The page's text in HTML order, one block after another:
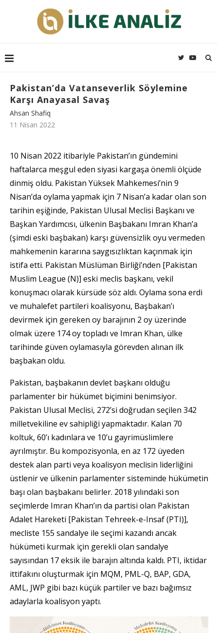
Pakistan’da Vatanseverlik Söylemine
Karşı Anayasal Savaş
Ahsan Shafiq
11 Nisan 2022
10 Nisan 2022 itibariyle Pakistan’ın gündemini
haftalarca meşgul eden siyasi kargaşa önemli ölçüde
dinmiş oldu. Pakistan Yüksek Mahkemesi’nin 9
Nisan’da oylama yapmak için 7 Nisan’a kadar olan son
tarihin eşiğinde, Pakistan Ulusal Meclisi Başkanı ve
Başkan Yardımcısı, ülkenin Başbakanı Imran Khan’a
(şimdi eski başbakan) karşı güvensizlik oyu vermeden
mahkemenin kararına saygısızlıktan kaçınmak için
istifa etti. Pakistan Müslüman Birliği’nden [Pakistan
Muslim League (N)] eski meclis başkanı, vekil
konuşmacı olarak kürsüde söz aldı. Oylama sona erdi
ve muhalefet partileri koalisyonu, Başbakan’ı
devirmek için gereken oy barajının 2 oy üzerinde
olmak üzere 174 oy topladı ve Imran Khan, ülke
tarihinde güven oylamasıyla görevden alınan ilk
başbakan oldu.
Pakistan, başbakanın devlet başkanı olduğu
parlamenter bir hükümet biçimini benimsiyor.
Pakistan Ulusal Meclisi, 272’si doğrudan seçilen 342
milletvekiline ev sahipliği yapmaktadır. Kalan 70
koltuk, 60’ı kadınlara ve 10’u gayrimüslimlere
ayrılmıştır. Bu kompozisyonla, en az 172 üyeden
destek alan parti veya koalisyon meclisin liderliğini
üstlenir ve ülkenin parlamenter sisteminde hükümetin
başı olan başbakanı belirler. 2018 yılındaki son
seçimlerde Imran Khan’ın da partisi olan Pakistan
Adalet Hareketi [Pakistan Tehreek-e-Insaf (PTI)],
mecliste 155 sandalye ile seçimi kazandı ancak
hükümeti kurmak için gerekli olan sandalye
sayısından 17 eksik ile barajın altında kaldı. PTI, iktidar
ittifakını oluşturmak için MQM, PML-Q, BAP, GDA,
AML, JWP gibi bazı küçük partiler ve bazı bağımsız
adaylarla koalisyon yaptı.